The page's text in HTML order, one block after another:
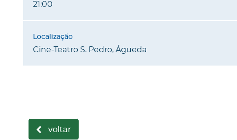
21:00
Cine-Teatro S. Pedro, Águeda
voltar